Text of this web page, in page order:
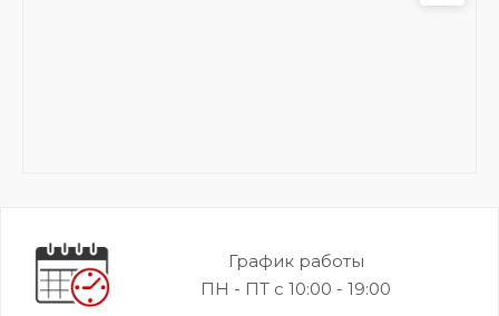
График работы
ПН - ПТ с 10:00 - 19:00